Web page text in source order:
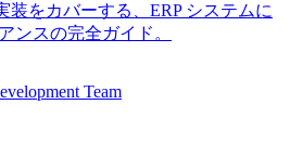
装をカバーする、ERP システムに
ンスの完全ガイド。
Team